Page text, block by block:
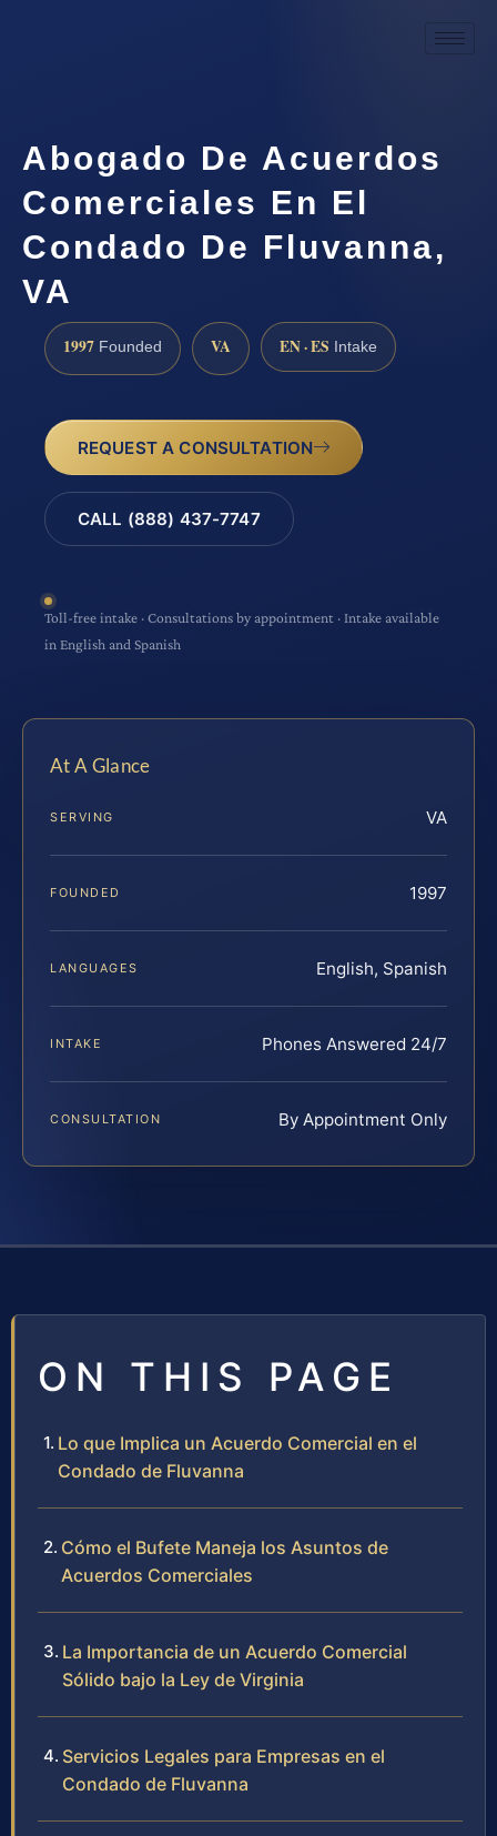
Abogado De Acuerdos
Comerciales En El
Condado De Fluvanna,
VA
1997 Founded VA EN · ES Intake
REQUEST A CONSULTATION
CALL (888) 437-7747
Toll-free intake · Consultations by appointment · Intake available
in English and Spanish
At A Glance
SERVING VA
FOUNDED 1997
LANGUAGES English, Spanish
INTAKE Phones Answered 24/7
CONSULTATION By Appointment Only
ON THIS PAGE
Lo que Implica un Acuerdo Comercial en el
Condado de Fluvanna
Cómo el Bufete Maneja los Asuntos de
Acuerdos Comerciales
La Importancia de un Acuerdo Comercial
Sólido bajo la Ley de Virginia
Servicios Legales para Empresas en el
Condado de Fluvanna